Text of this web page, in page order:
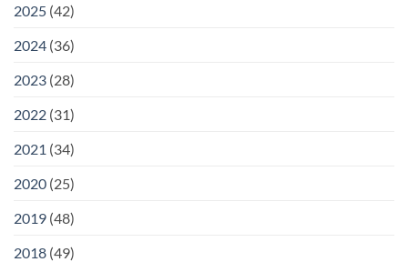
2025 (42)
2024 (36)
2023 (28)
2022 (31)
2021 (34)
2020 (25)
2019 (48)
2018 (49)